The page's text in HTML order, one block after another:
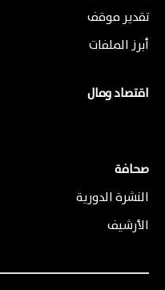
تقدير موقف
أبرز الملفات
اقتصاد ومال
صحافة
النشرة الدورية
الأرشيف